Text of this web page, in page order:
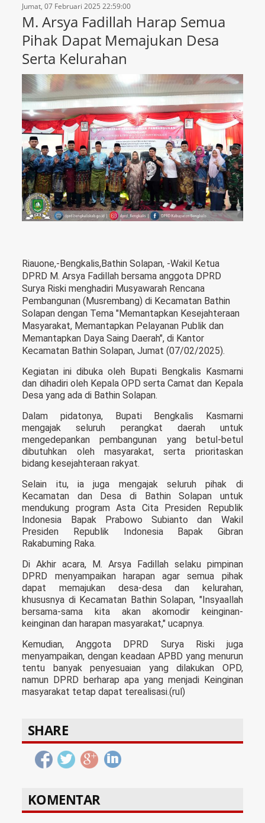
Jumat, 07 Februari 2025 22:59:00
M. Arsya Fadillah Harap Semua
Pihak Dapat Memajukan Desa
Serta Kelurahan
Riauone,-Bengkalis,Bathin Solapan, -Wakil Ketua
DPRD M. Arsya Fadillah bersama anggota DPRD
Surya Riski menghadiri Musyawarah Rencana
Pembangunan (Musrembang) di Kecamatan Bathin
Solapan dengan Tema "Memantapkan Kesejahteraan
Masyarakat, Memantapkan Pelayanan Publik dan
Memantapkan Daya Saing Daerah", di Kantor
Kecamatan Bathin Solapan, Jumat (07/02/2025).
Kegiatan ini dibuka oleh Bupati Bengkalis Kasmarni
dan dihadiri oleh Kepala OPD serta Camat dan Kepala
Desa yang ada di Bathin Solapan.
Dalam pidatonya, Bupati Bengkalis Kasmarni
mengajak seluruh perangkat daerah untuk
mengedepankan pembangunan yang betul-betul
dibutuhkan oleh masyarakat, serta prioritaskan
bidang kesejahteraan rakyat.
Selain itu, ia juga mengajak seluruh pihak di
Kecamatan dan Desa di Bathin Solapan untuk
mendukung program Asta Cita Presiden Republik
Indonesia Bapak Prabowo Subianto dan Wakil
Presiden Republik Indonesia Bapak Gibran
Rakabuming Raka.
Di Akhir acara, M. Arsya Fadillah selaku pimpinan
DPRD menyampaikan harapan agar semua pihak
dapat memajukan desa-desa dan kelurahan,
khususnya di Kecamatan Bathin Solapan, "Insyaallah
bersama-sama kita akan akomodir keinginan-
keinginan dan harapan masyarakat," ucapnya.
Kemudian, Anggota DPRD Surya Riski juga
menyampaikan, dengan keadaan APBD yang menurun
tentu banyak penyesuaian yang dilakukan OPD,
namun DPRD berharap apa yang menjadi Keinginan
masyarakat tetap dapat terealisasi.(rul)
SHARE
KOMENTAR